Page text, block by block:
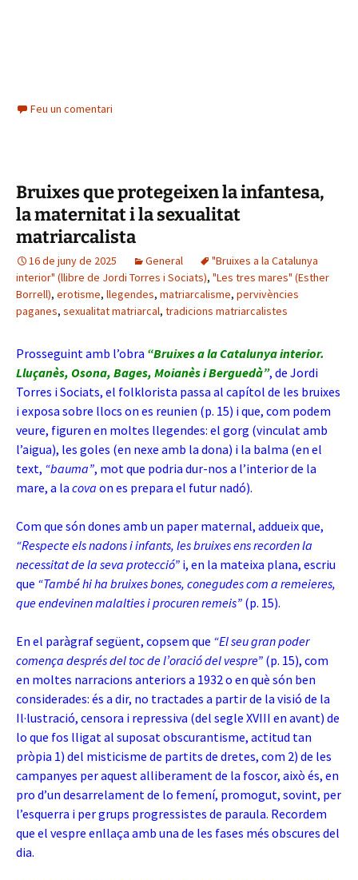
Feu un comentari
Bruixes que protegeixen la infantesa,
la maternitat i la sexualitat
matriarcalista
16 de juny de 2025 General
"Bruixes a la Catalunya
interior" (llibre de Jordi Torres i Sociats), "Les tres mares" (Esther
Borrell), erotisme, llegendes, matriarcalisme, pervivències
paganes, sexualitat matriarcal, tradicions matriarcalistes
Prosseguint amb l’obra “Bruixes a la Catalunya interior.
Lluçanès, Osona, Bages, Moianès i Berguedà”, de Jordi
Torres i Sociats, el folklorista passa al capítol de les bruixes
i exposa sobre llocs on es reunien (p. 15) i que, com podem
veure, figuren en moltes llegendes: el gorg (vinculat amb
l’aigua), les goles (en nexe amb la dona) i la balma (en el
text, “bauma”, mot que podria dur-nos a l’interior de la
mare, a la cova on es prepara el futur nadó).
Com que són dones amb un paper maternal, addueix que,
“Respecte els nadons i infants, les bruixes ens recorden la
necessitat de la seva protecció” i, en la mateixa plana, escriu
que “També hi ha bruixes bones, conegudes com a remeieres,
que endevinen malalties i procuren remeis” (p. 15).
En el paràgraf següent, copsem que “El seu gran poder
comença després del toc de l’oració del vespre” (p. 15), com
en moltes narracions anteriors a 1932 o en què són ben
considerades: és a dir, no tractades a partir de la visió de la
Il·lustració, censora i repressiva (del segle XVIII en avant) de
lo que fos lligat al suposat obscurantisme, actitud tan
pròpia 1) del misticisme de partits de dretes, com 2) de les
campanyes per aquest alliberament de la foscor, això és, en
pro d’un desarrelament de lo femení, promogut, sovint, per
l’esquerra i per grups progressistes de paraula. Recordem
que el vespre enllaça amb una de les fases més obscures del
dia.